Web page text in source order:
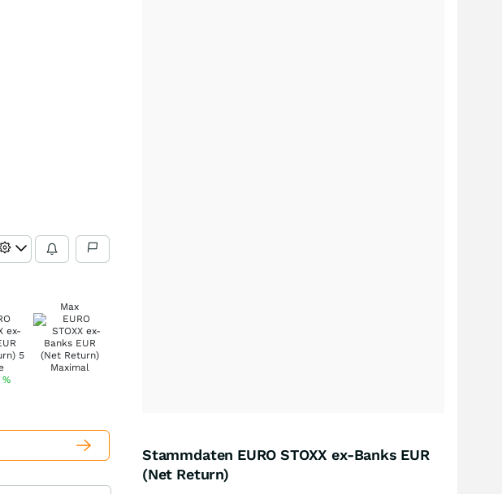
%
Max
Stammdaten EURO STOXX ex-Banks EUR
(Net Return)